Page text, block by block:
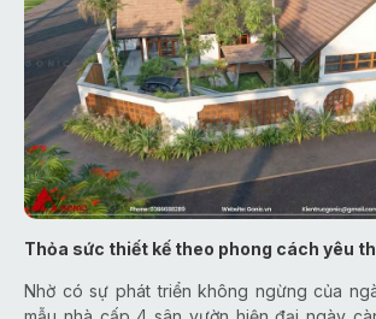
Thỏa sức thiết kế theo phong cách yêu
Nhờ có sự phát triển không ngừng của